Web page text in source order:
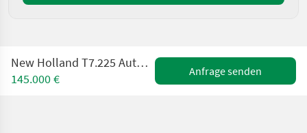
New Holland T7.225 Auto Command SideWinder II (Stage V)
145.000 €
Anfrage senden